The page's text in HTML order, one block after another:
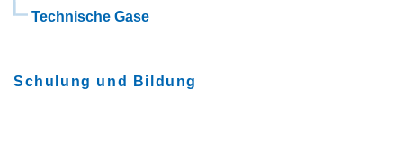
Technische Gase
Schulung und Bildung